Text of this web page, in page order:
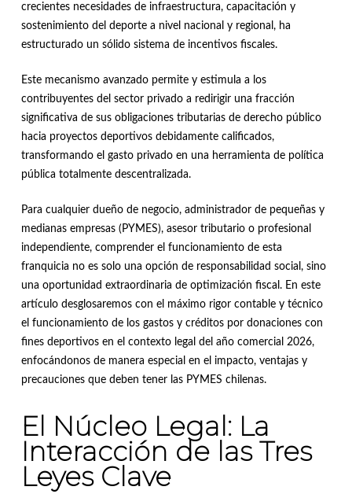
crecientes necesidades de infraestructura, capacitación y
sostenimiento del deporte a nivel nacional y regional, ha
estructurado un sólido sistema de incentivos fiscales.
Este mecanismo avanzado permite y estimula a los
contribuyentes del sector privado a redirigir una fracción
significativa de sus obligaciones tributarias de derecho público
hacia proyectos deportivos debidamente calificados,
transformando el gasto privado en una herramienta de política
pública totalmente descentralizada.
Para cualquier dueño de negocio, administrador de pequeñas y
medianas empresas (PYMES), asesor tributario o profesional
independiente, comprender el funcionamiento de esta
franquicia no es solo una opción de responsabilidad social, sino
una oportunidad extraordinaria de optimización fiscal. En este
artículo desglosaremos con el máximo rigor contable y técnico
el funcionamiento de los gastos y créditos por donaciones con
fines deportivos en el contexto legal del año comercial 2026,
enfocándonos de manera especial en el impacto, ventajas y
precauciones que deben tener las PYMES chilenas.
El Núcleo Legal: La
Interacción de las Tres
Leyes Clave